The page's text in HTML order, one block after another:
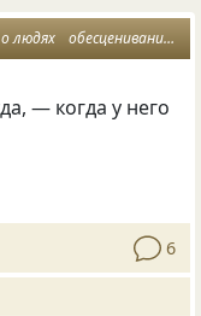
о людях обесценивание
— когда у него
6